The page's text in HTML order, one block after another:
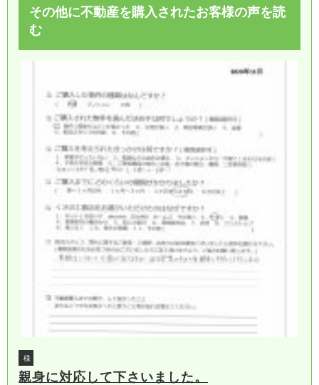
その他に不動産を購入されたお客様の声を読
む
様
親身に対応して下さいました。